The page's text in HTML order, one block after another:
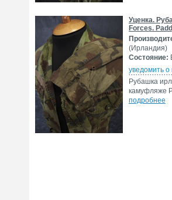
Уценка.
Forces.
(Ирландия)
Состояние:
уведомить о
Рубашка
камуфляже
подробнее